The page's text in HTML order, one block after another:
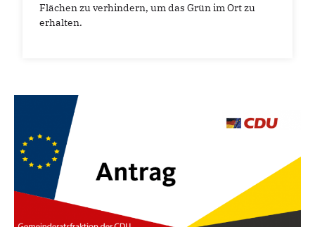
Flächen zu verhindern, um das Grün im Ort zu
erhalten.